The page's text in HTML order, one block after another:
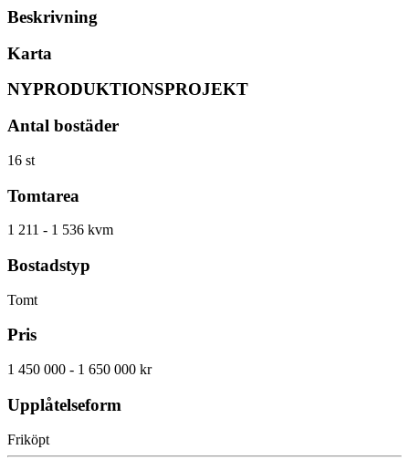
Beskrivning
Karta
NYPRODUKTIONSPROJEKT
Antal bostäder
16 st
Tomtarea
1 211 - 1 536 kvm
Bostadstyp
Tomt
Pris
1 450 000 - 1 650 000 kr
Upplåtelseform
Friköpt